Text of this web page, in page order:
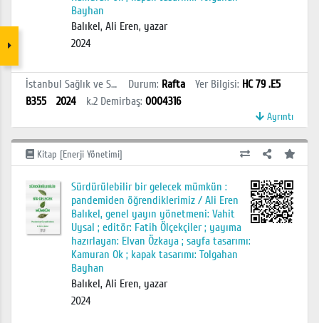
Bayhan
Balıkel, Ali Eren, yazar
2024
İstanbul Sağlık ve Sosyal Bilimler MYO Kütüphanesi Durum: Rafta Yer Bilgisi: HC 79 .E5
B355
2024 k.2 Demirbaş: 0004316
Ayrıntı
Kitap [Enerji Yönetimi]
Sürdürülebilir bir gelecek mümkün :
pandemiden öğrendiklerimiz / Ali Eren
Balıkel, genel yayın yönetmeni: Vahit
Uysal ; editör: Fatih Ölçekçiler ; yayıma
hazırlayan: Elvan Özkaya ; sayfa tasarımı:
Kamuran Ok ; kapak tasarımı: Tolgahan
Bayhan
Balıkel, Ali Eren, yazar
2024